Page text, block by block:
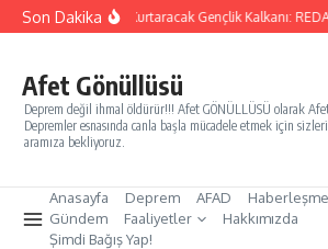
İçeriğe atla
Son DakikaYarınları Kurtaracak Gençlik Kalkanı:
Afet Gönüllüsü
Deprem değil ihmal öldürür!!! Afet GÖNÜLLÜSÜ olarak
Depremler esnasında canla başla mücadele etmek için sizleri
aramıza bekliyoruz.
Anasayfa Deprem AFAD
Haberleşme
Gündem
Faaliyetler
Hakkımızda
Şimdi Bağış Yap!